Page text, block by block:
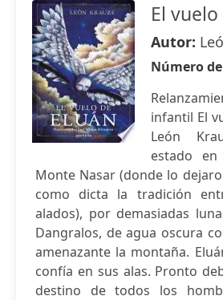
El
Autor:
Número
infantil El
León
estado
Monte Nasar (donde lo
como dicta la tradición
alados), por demasiadas
Dangralos, de agua oscura
amenazante la montaña.
confía en sus alas. Pronto
destino de todos los